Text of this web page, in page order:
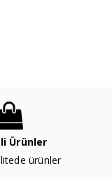
Ürünler
ürünler